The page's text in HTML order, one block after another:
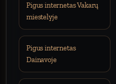
Pigus internetas Vakarų
miestelyje
Pigus internetas
Dainavoje